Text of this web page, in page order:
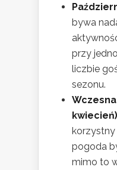
bywa
przy
liczbie
sezonu.
korzystny
pogoda
mimo to